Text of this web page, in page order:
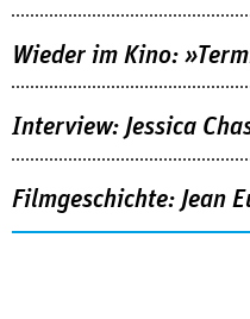
Wieder im Kino:
Interview: Jessica
Filmgeschichte: Jean